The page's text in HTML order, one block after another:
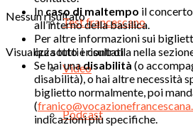
Nessun risultato
Visualizza tutti i risultati
Test francescano
Video
Podcast
In caso di maltempo il
all’interno della basilica.
Per altre informazioni sui
qui sotto e controlla nella
Se hai unadisabilità (o
disabilità), o hai altre necessità
biglietto normalmente, poi
(
indicazioni più specifiche.